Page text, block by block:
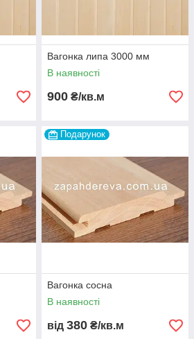
Вагонка липа 3000 мм
В наявності
900 ₴/кв.м
Подарунок
Вагонка сосна
В наявності
від 380 ₴/кв.м